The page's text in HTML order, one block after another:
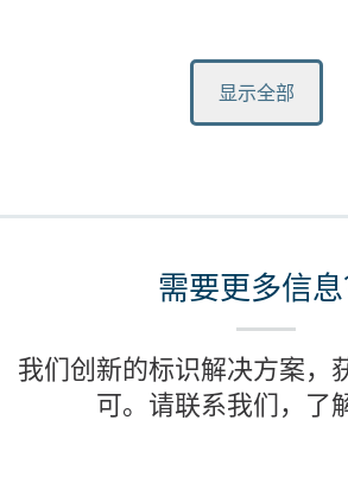
显示全部
需要更多信息
我们创新的标识解决方案，
可。请联系我们，了